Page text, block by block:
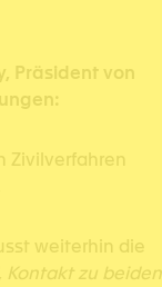
Präsident von
Zivilverfahren
weiterhin die
Kontakt zu beiden